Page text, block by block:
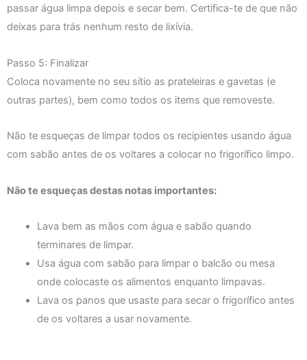
passar água limpa depois e secar bem. Certifica-te de que não
deixas para trás nenhum resto de lixívia.
Passo 5: Finalizar
Coloca novamente no seu sítio as prateleiras e gavetas (e
outras partes), bem como todos os items que removeste.
Não te esqueças de limpar todos os recipientes usando água
com sabão antes de os voltares a colocar no frigorífico limpo.
Não te esqueças destas notas importantes:
Lava bem as mãos com água e sabão quando
terminares de limpar.
Usa água com sabão para limpar o balcão ou mesa
onde colocaste os alimentos enquanto limpavas.
Lava os panos que usaste para secar o frigorífico antes
de os voltares a usar novamente.